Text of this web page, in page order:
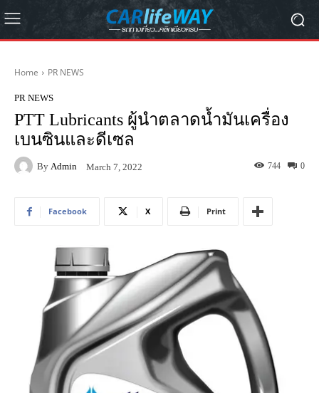
Home PR NEWS
PR NEWS
PTT Lubricants ผู้นำตลาดน้ำมันเครื่อง
เบนซินและดีเซล
By Admin March 7, 2022 0
744
Facebook X Print